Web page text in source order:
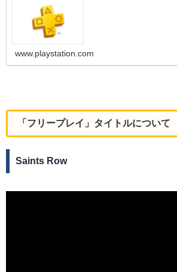
www.playstation.com
「フリープレイ」タイトルについて
Saints Row